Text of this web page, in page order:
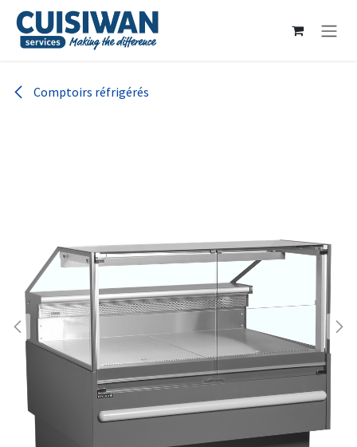
Se rendre au contenu
Comptoirs réfrigérés